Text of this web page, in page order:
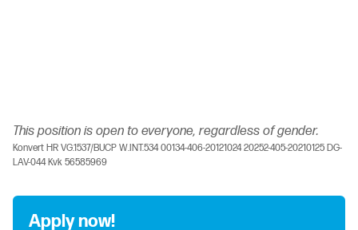
This position is open to everyone, regardless of gender.
Konvert HR VG.1537/BUCP W.INT.534 00134-406-20121024 20252-405-20210125 DG-
LAV-044 Kvk 56585969
Apply now!